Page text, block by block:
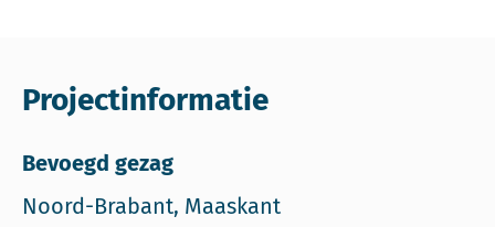
Projectinformatie
Bevoegd gezag
Noord-Brabant, Maaskant